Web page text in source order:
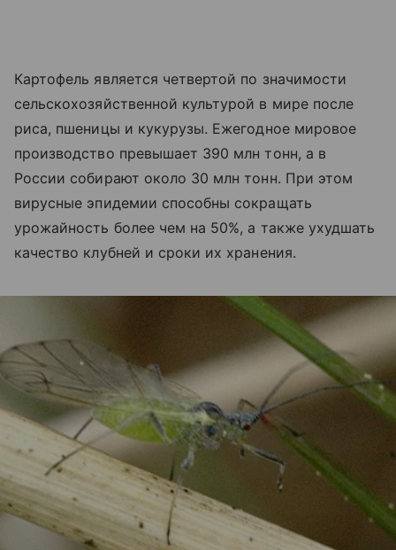
Картофель является четвертой по значимости
сельскохозяйственной культурой в мире после
риса, пшеницы и кукурузы. Ежегодное мировое
производство превышает 390 млн тонн, а в
России собирают около 30 млн тонн. При этом
вирусные эпидемии способны сокращать
урожайность более чем на 50%, а также ухудшать
качество клубней и сроки их хранения.